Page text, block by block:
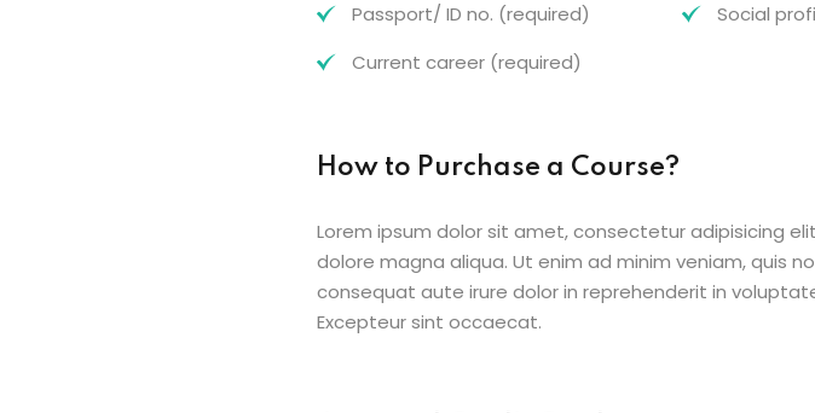
Passport/ ID no. (required)
Current career (required)
Social
How to Purchase a Course?
Lorem ipsum dolor sit amet, consectetur adipisicing
dolore magna aliqua. Ut enim ad minim veniam, quis
consequat aute irure dolor in reprehenderit in
Excepteur sint occaecat.